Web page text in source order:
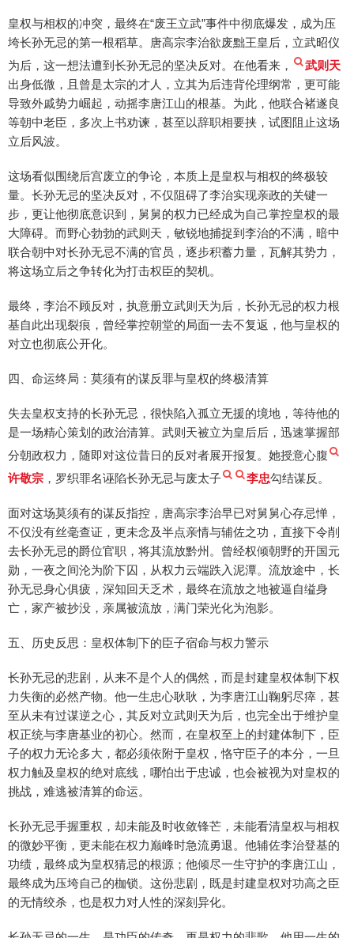
皇权与相权的冲突，最终在“废王立武”事件中彻底爆发，成为压
垮长孙无忌的第一根稻草。唐高宗李治欲废黜王皇后，立武昭仪
为后，这一想法遭到长孙无忌的坚决反对。在他看来，
武则天
出身低微，且曾是太宗的才人，立其为后违背伦理纲常，更可能
导致外戚势力崛起，动摇李唐江山的根基。为此，他联合褚遂良
等朝中老臣，多次上书劝谏，甚至以辞职相要挟，试图阻止这场
立后风波。
这场看似围绕后宫废立的争论，本质上是皇权与相权的终极较
量。长孙无忌的坚决反对，不仅阻碍了李治实现亲政的关键一
步，更让他彻底意识到，舅舅的权力已经成为自己掌控皇权的最
大障碍。而野心勃勃的武则天，敏锐地捕捉到李治的不满，暗中
联合朝中对长孙无忌不满的官员，逐步积蓄力量，瓦解其势力，
将这场立后之争转化为打击权臣的契机。
最终，李治不顾反对，执意册立武则天为后，长孙无忌的权力根
基自此出现裂痕，曾经掌控朝堂的局面一去不复返，他与皇权的
对立也彻底公开化。
四、命运终局：莫须有的谋反罪与皇权的终极清算
失去皇权支持的长孙无忌，很快陷入孤立无援的境地，等待他的
是一场精心策划的政治清算。武则天被立为皇后后，迅速掌握部
分朝政权力，随即对这位昔日的反对者展开报复。她授意心腹
许敬宗 ，罗织罪名诬陷长孙无忌与废太子 李忠勾结谋反。
面对这场莫须有的谋反指控，唐高宗李治早已对舅舅心存忌惮，
不仅没有丝毫查证，更未念及半点亲情与辅佐之功，直接下令削
去长孙无忌的爵位官职，将其流放黔州。曾经权倾朝野的开国元
勋，一夜之间沦为阶下囚，从权力云端跌入泥潭。流放途中，长
孙无忌身心俱疲，深知回天乏术，最终在流放之地被逼自缢身
亡，家产被抄没，亲属被流放，满门荣光化为泡影。
五、历史反思：皇权体制下的臣子宿命与权力警示
长孙无忌的悲剧，从来不是个人的偶然，而是封建皇权体制下权
力失衡的必然产物。他一生忠心耿耿，为李唐江山鞠躬尽瘁，甚
至从未有过谋逆之心，其反对立武则天为后，也完全出于维护皇
权正统与李唐基业的初心。然而，在皇权至上的封建体制下，臣
子的权力无论多大，都必须依附于皇权，恪守臣子的本分，一旦
权力触及皇权的绝对底线，哪怕出于忠诚，也会被视为对皇权的
挑战，难逃被清算的命运。
长孙无忌手握重权，却未能及时收敛锋芒，未能看清皇权与相权
的微妙平衡，更未能在权力巅峰时急流勇退。他辅佐李治登基的
功绩，最终成为皇权猜忌的根源；他倾尽一生守护的李唐江山，
最终成为压垮自己的枷锁。这份悲剧，既是封建皇权对功高之臣
的无情绞杀，也是权力对人性的深刻异化。